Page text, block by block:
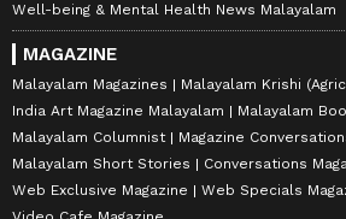
Well-being & Mental Health News Malayalam
MAGAZINE
Malayalam Magazines
Malayalam Krishi
India Art Magazine Malayalam
Malayalam
Malayalam Columnist
Magazine
Malayalam Short Stories
Conversations
Web Exclusive Magazine
Web Specials